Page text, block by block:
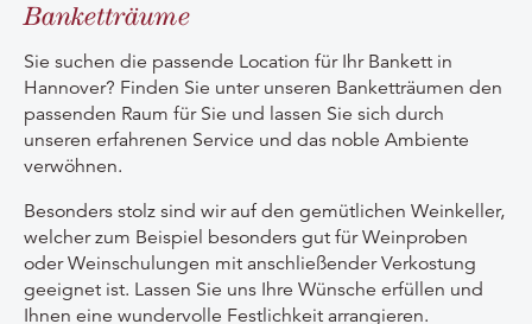
Banketträume
Sie suchen die passende Location für Ihr Bankett in
Hannover? Finden Sie unter unseren Banketträumen den
passenden Raum für Sie und lassen Sie sich durch
unseren erfahrenen Service und das noble Ambiente
verwöhnen.
Besonders stolz sind wir auf den gemütlichen Weinkeller,
welcher zum Beispiel besonders gut für Weinproben
oder Weinschulungen mit anschließender Verkostung
geeignet ist. Lassen Sie uns Ihre Wünsche erfüllen und
Ihnen eine wundervolle Festlichkeit arrangieren.